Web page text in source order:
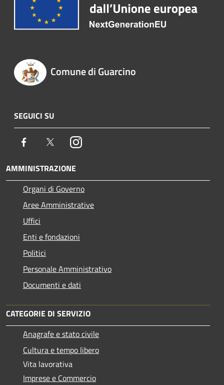
Comune di Guarcino
SEGUICI SU
Facebook TwitterInstagram
AMMINISTRAZIONE
Organi di Governo
Aree Amministrative
Uffici
Enti e fondazioni
Politici
Personale Amministrativo
Documenti e dati
CATEGORIE DI SERVIZIO
Anagrafe e stato civile
Cultura e tempo libero
Vita lavorativa
Imprese e Commercio